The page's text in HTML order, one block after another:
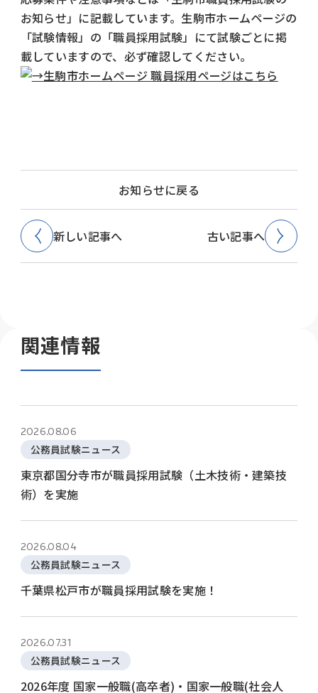
お知らせ」に記載しています。生駒市ホームページの
「試験情報」の「職員採用試験」にて試験ごとに掲
載していますので、必ず確認してください。
生駒市ホームページ 職員採用ページはこちら
お知らせに戻る
新しい記事へ 古い記事へ
関連情報
2026.08.06
公務員試験ニュース
東京都国分寺市が職員採用試験（土木技術・建築技
術）を実施
2026.08.04
公務員試験ニュース
千葉県松戸市が職員採用試験を実施！
2026.07.31
公務員試験ニュース
2026年度 国家一般職(高卒者)・国家一般職(社会人